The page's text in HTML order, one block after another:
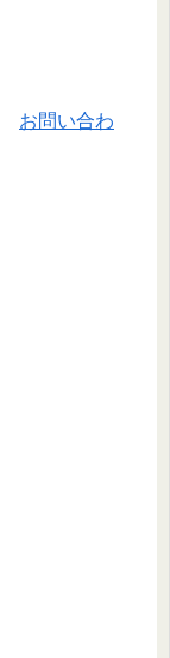
お問い合わ